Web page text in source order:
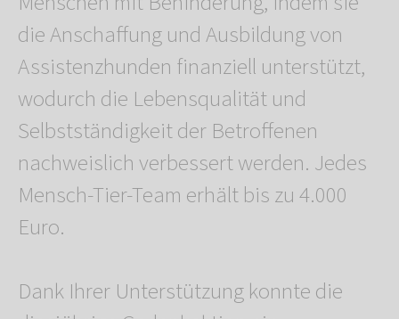
die Anschaffung und Ausbildung von
Assistenzhunden finanziell unterstützt,
wodurch die Lebensqualität und
Selbstständigkeit der Betroffenen
nachweislich verbessert werden. Jedes
Mensch-Tier-Team erhält bis zu 4.000
Euro.
Dank Ihrer Unterstützung konnte die